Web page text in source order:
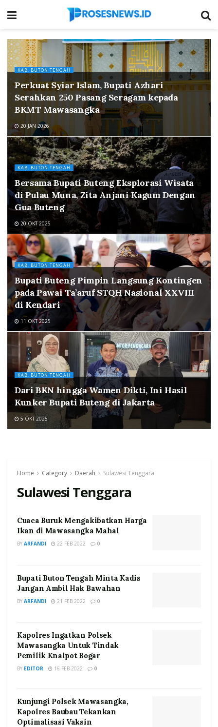
KAB. BUTON TENGAH
Perkuat Syiar Islam, Bupati Azhari
Serahkan 250 Pasang Seragam kepada
BKMT Mawasangka
20 JAN 2026
KAB. BUTON TENGAH
Bersama Bupati Buteng Eksplorasi Wisata
di Pulau Muna, Zita Anjani Kagum Dengan
Gua Buteng
20 OKT 2025
KAB. BUTON TENGAH
Bupati Buteng Pimpin Langsung Kontingen
pada Pawai Ta’aruf STQH Nasional XXVIII
di Kendari
11 OKT 2025
KAB. BUTON TENGAH
Dari BKN hingga Wamen Dikti, Ini Hasil
Kunker Bupati Buteng di Jakarta
5 OKT 2025
Home Category Daerah Sulawesi Tenggara
Sulawesi Tenggara
Cuaca Buruk Mengakibatkan Harga
Ikan di Mawasangka Mahal
BY ARFANDI 22 FEB 2022 0
Bupati Buton Tengah Minta Kadis
Jangan Ambil Hak Bawahan
BY ARFANDI 21 FEB 2022 0
Kapolres Ingatkan Polsek
Mawasangka Untuk Tindak
Pemilik Knalpot Bogar
BY EDITOR 16 FEB 2022 0
Kunjungi Polsek Mawasangka,
Kapolres Baubau Tekankan
Optimalisasi Vaksin